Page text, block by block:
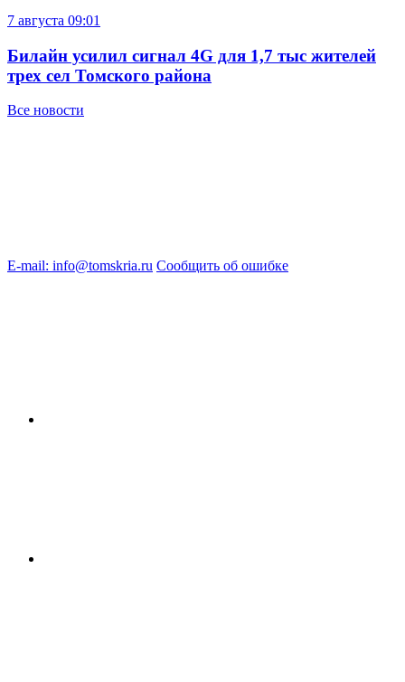
7 августа 09:01
Билайн усилил сигнал 4G для 1,7 тыс жителей
трех сел Томского района
Все новости
E-mail: info@tomskria.ru Сообщить об ошибке